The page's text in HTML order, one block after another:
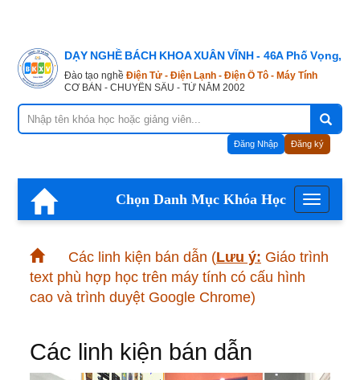
DẠY NGHỀ BÁCH KHOA XUÂN VĨNH - 46A Phố Vọng,
Đào tạo nghề Điện Tử - Điện Lạnh - Điện Ô Tô - Máy Tính
CƠ BẢN - CHUYÊN SÂU - TỪ NĂM 2002
Đăng Nhập Đăng ký
Menu
Chọn Danh Mục Khóa Học
Các linh kiện bán dẫn (Lưu ý: Giáo trình
text phù hợp học trên máy tính có cấu hình
cao và trình duyệt Google Chrome)
Các linh kiện bán dẫn